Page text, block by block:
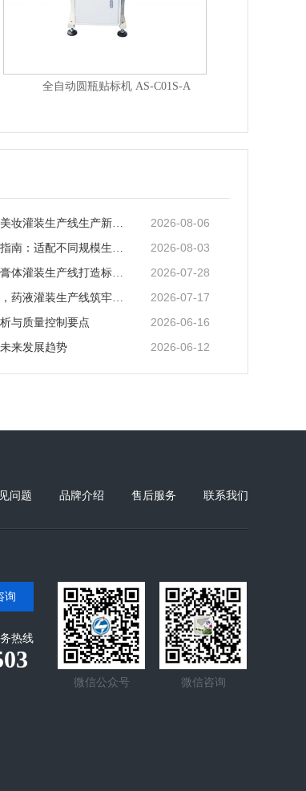
全自动圆瓶贴标机 AS-C01S-A
智能化迭代升级，重塑美妆灌装生产线生产新范式 2026-08-06
矿泉水灌装生产线选型指南：适配不同规模生产的核心逻辑 2026-08-03
全场景适配稳定运行，膏体灌装生产线打造标准化灌装新体系 2026-07-28
全流程合规、稳定耐用，药液灌装生产线筑牢药液生产品质防线 2026-07-17
与质量控制要点 2026-06-16
来发展趋势 2026-06-12
问题 品牌介绍 售后服务 联系我们
询
热线
微信公众号 微信咨询